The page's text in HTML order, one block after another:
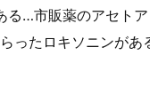
る…市販薬のアセト
ったロキソニンがあ